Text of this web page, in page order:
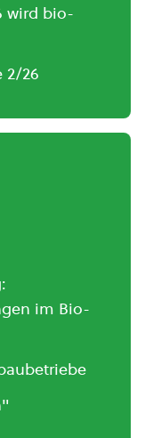
wird bio-
2/26
im Bio-